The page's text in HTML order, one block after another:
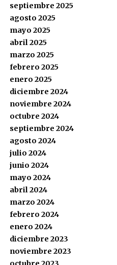
septiembre 2025
agosto 2025
mayo 2025
abril 2025
marzo 2025
febrero 2025
enero 2025
diciembre 2024
noviembre 2024
octubre 2024
septiembre 2024
agosto 2024
julio 2024
junio 2024
mayo 2024
abril 2024
marzo 2024
febrero 2024
enero 2024
diciembre 2023
noviembre 2023